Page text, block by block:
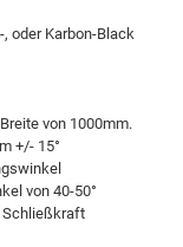
oder Karbon-Black
von 1000mm.
+/- 15°
von 40-50°
Schließkraft